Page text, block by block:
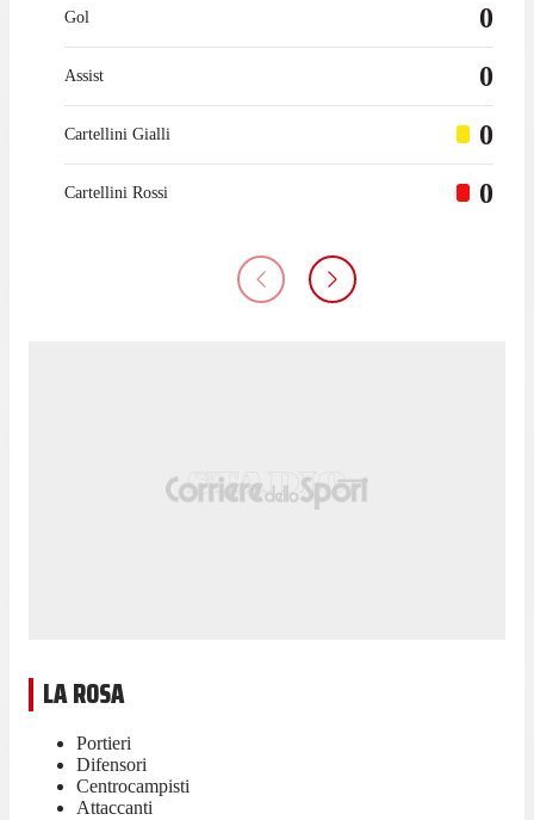
Gol 0
Assist 0
Cartellini Gialli 0
Cartellini Rossi 0
LA ROSA
Portieri
Difensori
Centrocampisti
Attaccanti